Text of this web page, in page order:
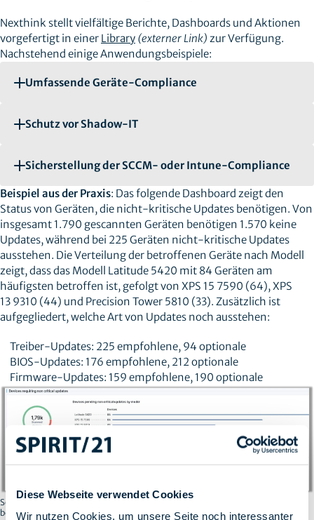
Diese Webseite verwendet Cookies
Wir nutzen Cookies, um unsere Seite noch interessanter
Nexthink stellt vielfältige Berichte, Dashboards und Aktionen
vorgefertigt in einer Library (externer Link) zur Verfügung.
Nachstehend einige Anwendungsbeispiele:
Umfassende Geräte-Compliance
Schutz vor Shadow-IT
Sicherstellung der SCCM- oder Intune-Compliance
Beispiel aus der Praxis: Das folgende Dashboard zeigt den
Status von Geräten, die nicht-kritische Updates benötigen. Von
insgesamt 1.790 gescannten Geräten benötigen 1.570 keine
Updates, während bei 225 Geräten nicht-kritische Updates
ausstehen. Die Verteilung der betroffenen Geräte nach Modell
zeigt, dass das Modell Latitude 5420 mit 84 Geräten am
häufigsten betroffen ist, gefolgt von XPS 15 7590 (64), XPS
13 9310 (44) und Precision Tower 5810 (33). Zusätzlich ist
aufgegliedert, welche Art von Updates noch ausstehen:
Treiber-Updates: 225 empfohlene, 94 optionale
BIOS-Updates: 176 empfohlene, 212 optionale
Firmware-Updates: 159 empfohlene, 190 optionale
Screenshot Nexthink: Übersicht nicht-kritischer Updates: 225 Geräte
benötigen ausstehende Treiber-, BIOS- oder Firmware-Updates.